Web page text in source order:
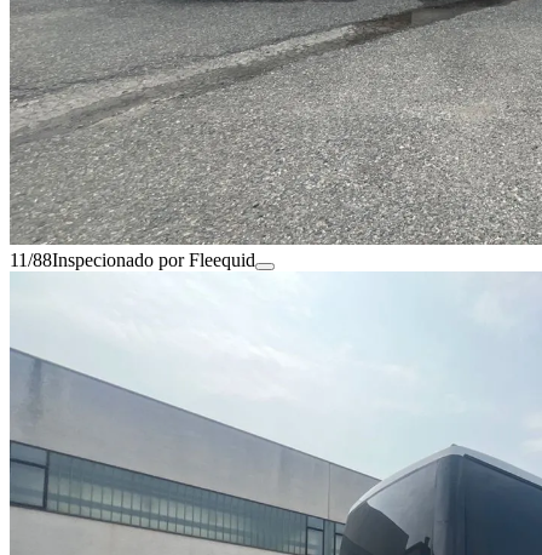
11/88Inspecionado por Fleequid